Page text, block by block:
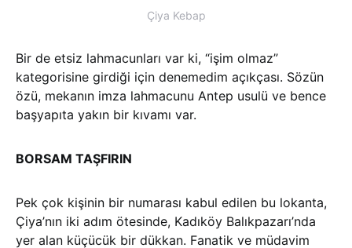
Çiya Kebap
Bir de etsiz lahmacunları var ki, “işim olmaz”
kategorisine girdiği için denemedim açıkçası. Sözün
özü, mekanın imza lahmacunu Antep usulü ve bence
başyapıta yakın bir kıvamı var.
BORSAM TAŞFIRIN
Pek çok kişinin bir numarası kabul edilen bu lokanta,
Çiya’nın iki adım ötesinde, Kadıköy Balıkpazarı’nda
yer alan küçücük bir dükkan. Fanatik ve müdavim